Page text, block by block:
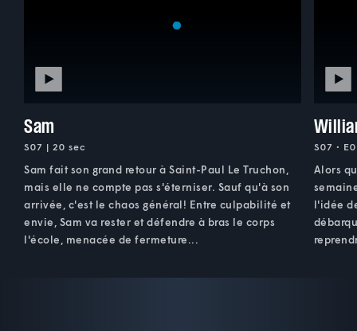
Sam
S07 | 20 sec
Sam fait son grand retour à Saint-Paul Le Truchon,
mais elle ne compte pas s'éterniser. Sauf qu'à son
arrivée, c'est le chaos général! Entre culpabilité et
envie, Sam va rester et défendre à bras le corps
l'école, menacée de fermeture...
S07 •
Alors
l'idée